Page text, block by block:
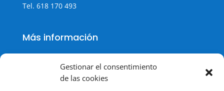
Gestionar el consentimiento
de las cookies
Tel. 618 170 493
Más información